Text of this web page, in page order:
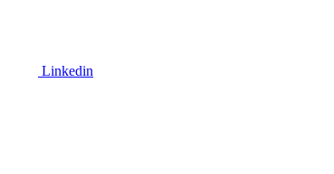
Linkedin